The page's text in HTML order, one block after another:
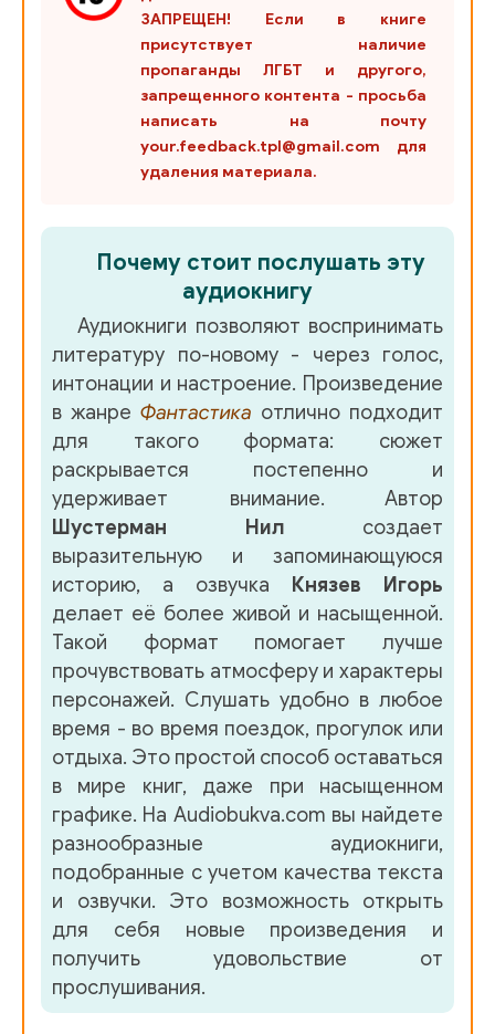
030 EVERWILD
031 EVERWILD
035 EVERWILD
036 EVERWILD
037 EVERWILD
038 EVERWILD
039 EVERWILD
040 EVERWILD
041 EVERWILD
042 EVERWILD
043 EVERWILD
044 EVERWILD
045 EVERWILD
046 EVERWILD
047 EVERWILD
048 EVERWILD
049 EVERWILD
050 EVERWILD
051 EVERWILD
ЗАПРЕЩЕН! Если в книге
присутствует наличие
пропаганды ЛГБТ и другого,
запрещенного контента - просьба
написать на почту
your.feedback.tpl@gmail.com для
удаления материала.
Почему стоит послушать эту
аудиокнигу
Аудиокниги позволяют воспринимать
литературу по-новому - через голос,
интонации и настроение. Произведение
в жанре Фантастика отлично подходит
для такого формата: сюжет
раскрывается постепенно и
удерживает внимание. Автор
Шустерман Нил создает
выразительную и запоминающуюся
историю, а озвучка Князев Игорь
делает её более живой и насыщенной.
Такой формат помогает лучше
прочувствовать атмосферу и характеры
персонажей. Слушать удобно в любое
время - во время поездок, прогулок или
отдыха. Это простой способ оставаться
в мире книг, даже при насыщенном
графике. На Audiobukva.com вы найдете
разнообразные аудиокниги,
подобранные с учетом качества текста
и озвучки. Это возможность открыть
для себя новые произведения и
получить удовольствие от
прослушивания.